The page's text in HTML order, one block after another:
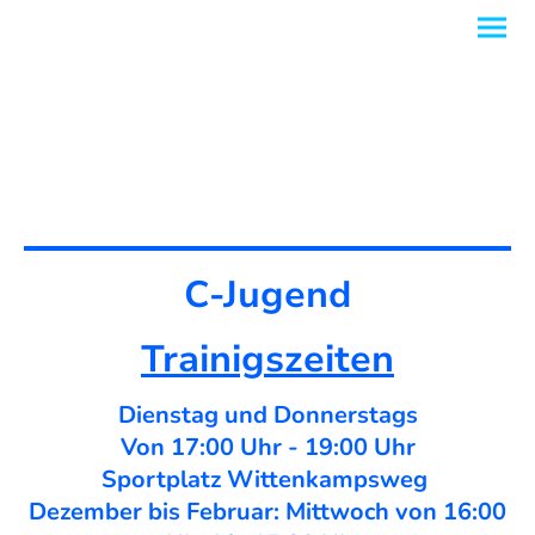
C-Jugend
Trainigszeiten
Dienstag und Donnerstags
Von 17:00 Uhr - 19:00 Uhr
Sportplatz Wittenkampsweg
Dezember bis Februar: Mittwoch von 16:00